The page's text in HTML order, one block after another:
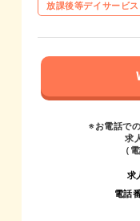
放課後等デイサービス
※お電話で
求
（
求
電話